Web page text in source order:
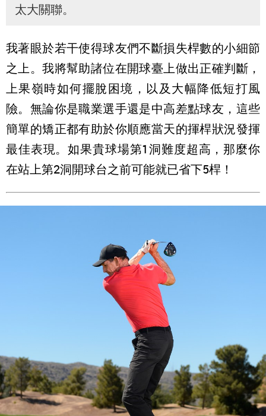
太大關聯。
我著眼於若干使得球友們不斷損失桿數的小細節
之上。我將幫助諸位在開球臺上做出正確判斷，
上果嶺時如何擺脫困境，以及大幅降低短打風
險。無論你是職業選手還是中高差點球友，這些
簡單的矯正都有助於你順應當天的揮桿狀況發揮
最佳表現。如果貴球場第1洞難度超高，那麼你
在站上第2洞開球台之前可能就已省下5桿！